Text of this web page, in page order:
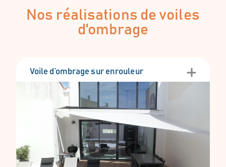
Nos réalisations de voiles
d'ombrage
Voile d’ombrage sur enrouleur